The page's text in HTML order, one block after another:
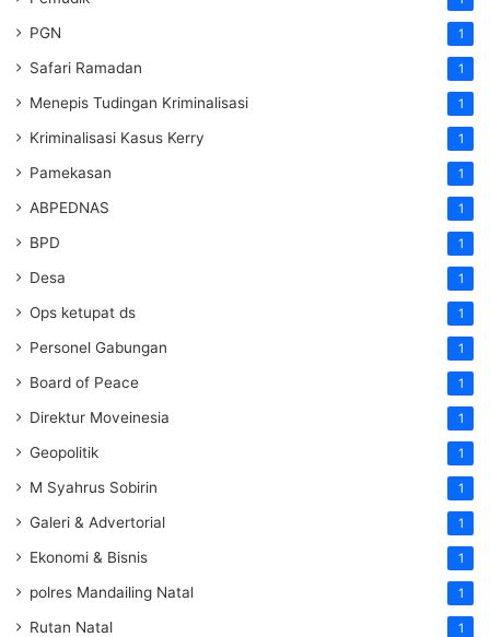
PGN 1
Safari Ramadan 1
Menepis Tudingan Kriminalisasi 1
Kriminalisasi Kasus Kerry 1
Pamekasan 1
ABPEDNAS 1
BPD 1
Desa 1
Ops ketupat ds 1
Personel Gabungan 1
Board of Peace 1
Direktur Moveinesia 1
Geopolitik 1
M Syahrus Sobirin 1
Galeri & Advertorial 1
Ekonomi & Bisnis 1
polres Mandailing Natal 1
Rutan Natal 1